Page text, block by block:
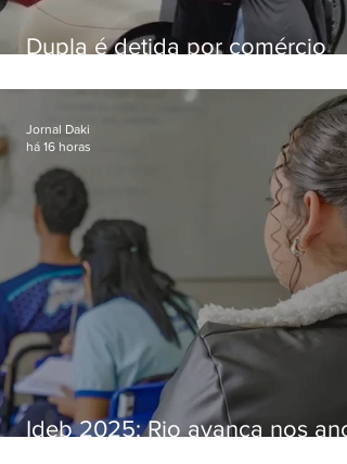
Dupla é detida por comércio
Bangu
Ideb 2025: Rio avança nos
Jornal Daki
há 16 horas